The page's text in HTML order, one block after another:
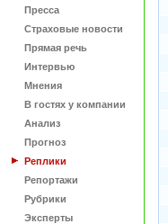
Пресса
Страховые новости
Прямая речь
Интервью
Мнения
В гостях у компании
Анализ
Прогноз
Реплики
Репортажи
Рубрики
Эксперты